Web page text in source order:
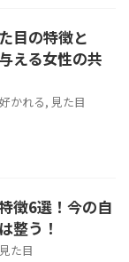
目の特徴と
える女性の共
かれる, 見た目
徴6選！今の自
整う！
見た目